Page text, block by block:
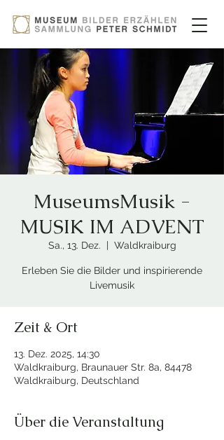
MuseumsMusik -
MUSIK IM ADVENT
Sa., 13. Dez.
  |
Waldkraiburg
Erleben Sie die Bilder und inspirierende
Livemusik
Zeit & Ort
13. Dez. 2025, 14:30
Waldkraiburg, Braunauer Str. 8a, 84478
Waldkraiburg, Deutschland
Über die Veranstaltung